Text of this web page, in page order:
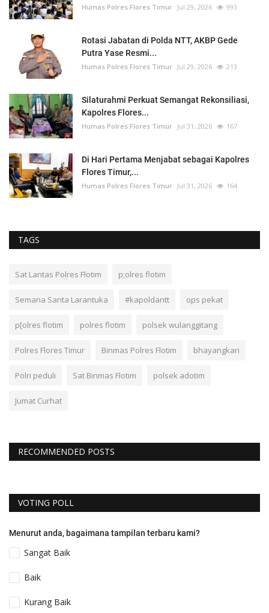
Humas Polres Flores Timur Jul 29, 2026 993
Rotasi Jabatan di Polda NTT, AKBP Gede
Putra Yase Resmi...
Humas Polres Flores Timur Jul 29, 2026 213
Silaturahmi Perkuat Semangat Rekonsiliasi,
Kapolres Flores...
Humas Polres Flores Timur Jul 31, 2026 167
Di Hari Pertama Menjabat sebagai Kapolres
Flores Timur,...
Humas Polres Flores Timur Jul 31, 2026 164
TAGS
Sat Lantas Polres Flotim p;olres flotim
Semana Santa Larantuka #kapoldantt ops pekat
p[olres flotim polres flotim polsek wulanggitang
Polres Flores Timur Binmas Polres Flotim bhayangkari
Polri peduli Sat Binmas Flotim polsek adotim
Jumat Curhat
RECOMMENDED POSTS
VOTING POLL
Menurut anda, bagaimana tampilan terbaru kami?
Sangat Baik
Baik
Kurang Baik